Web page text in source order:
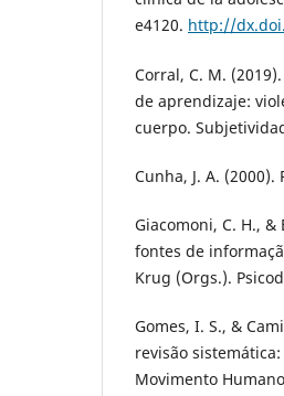
e4120. http://
Corral, C. M.
de aprendizaje:
cuerpo.
Cunha, J. A.
Giacomoni, C. H.,
fontes de
Krug (Orgs.).
Gomes, I. S., &
revisão
Movimento